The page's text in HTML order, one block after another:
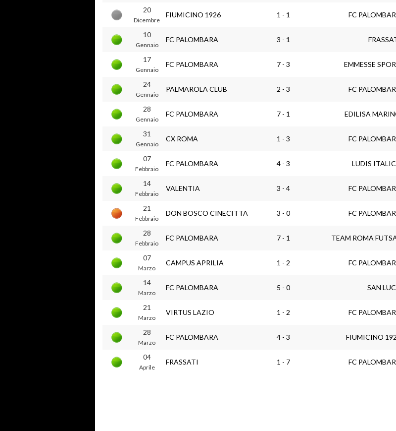
20
Dicembre
FIUMICINO 1926 1 - 1 FC
10
Gennaio
FC PALOMBARA 3 - 1
17
Gennaio
FC PALOMBARA 7 - 3 EMMESSE
24
Gennaio
PALMAROLA CLUB 2 - 3 FC
28
Gennaio
FC PALOMBARA 7 - 1 EDILISA
31
Gennaio
CX ROMA 1 - 3 FC
07
Febbraio
FC PALOMBARA 4 - 3 LUDIS
14
Febbraio
VALENTIA 3 - 4 FC
21
Febbraio
DON BOSCO CINECITTA 3 - 0 FC
28
Febbraio
FC PALOMBARA 7 - 1 TEAM ROMA
07
Marzo
CAMPUS APRILIA 1 - 2 FC
14
Marzo
FC PALOMBARA 5 - 0 SAN
21
Marzo
VIRTUS LAZIO 1 - 2 FC
28
Marzo
FC PALOMBARA 4 - 3 FIUMICINO
04
Aprile
FRASSATI 1 - 7 FC